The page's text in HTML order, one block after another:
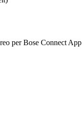
per Bose Connect App